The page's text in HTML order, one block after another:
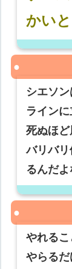
かい
シエソ
ライン
死ぬほ
バリバ
るんだ
やれる
やらる